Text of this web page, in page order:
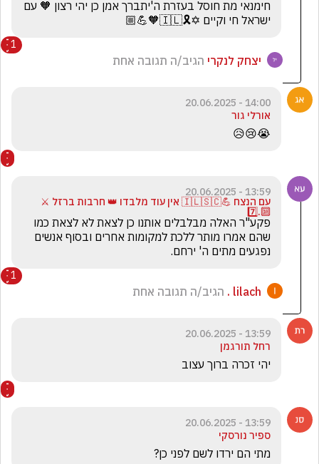
ישראל חי וקיים ✡️🎗️🇮🇱🧡💪🏼
1
יצחק לנקרי הגיב/ה תגובה אחת
14:00 - 20.06.2025
אורלי גור
😭😢😥
13:59 - 20.06.2025
עם הנצח 💪🇮🇱🇸🇨 אין עוד מלבדו 👑 חרבות ברזל ⚔️
🔟.7️⃣
נפגעים מתים ה' ירחם.
1
lilach . הגיב/ה תגובה אחת
13:59 - 20.06.2025
רחל תורגמן
יהי זכרה ברוך עצוב
13:59 - 20.06.2025
ספיר נורסקי
מתי הם ירדו לשם לפני כן?